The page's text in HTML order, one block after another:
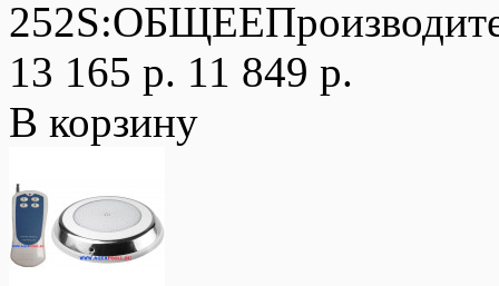
13 165 р. 11 849 р.
В корзину